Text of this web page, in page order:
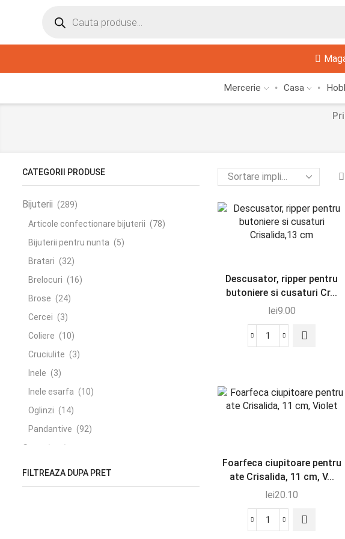
Mercerie Casa
Descusator, ripper pentru
butoniere si cusaturi Cr...
lei9.00
Foarfeca ciupitoare pentru
ate Crisalida, 11 cm, V...
lei20.10
CATEGORII PRODUSE
Bijuterii (289)
Articole confectionare bijuterii (78)
Bijuterii pentru nunta (5)
Bratari (32)
Brelocuri (16)
Brose (24)
Cercei (3)
Coliere (10)
Cruciulite (3)
Inele (3)
Inele esarfa (10)
Oglinzi (14)
Pandantive (92)
Casa
(252)
Accesorii baie
(6)
Accesorii bucatarie (4)
FILTREAZA DUPA PRET